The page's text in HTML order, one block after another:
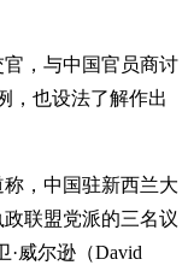
，与中国官员商讨
，也设法了解作出
称，中国驻新西兰大
联盟党派的三名议
·威尔逊（David